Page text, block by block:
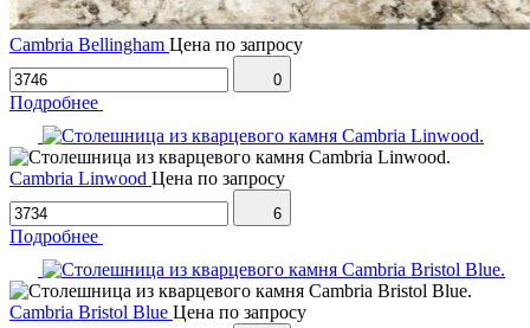
Cambria Bellingham Цена по запросу
0
Подробнее
Cambria Linwood Цена по запросу
6
Подробнее
Cambria Bristol Blue Цена по запросу